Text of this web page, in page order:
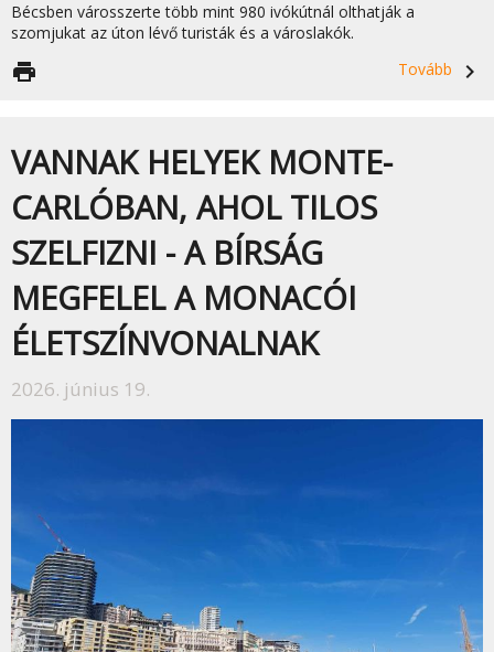
Bécsben városszerte több mint 980 ivókútnál olthatják a
szomjukat az úton lévő turisták és a városlakók.
Tovább
navigate_next
print
VANNAK HELYEK MONTE-
CARLÓBAN, AHOL TILOS
SZELFIZNI - A BÍRSÁG
MEGFELEL A MONACÓI
ÉLETSZÍNVONALNAK
2026. június 19.